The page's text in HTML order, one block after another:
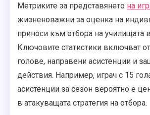
Метриките за представянето на
жизненоважни за оценка на
приноси към отбора на училищата
Ключовите статистики включват
голове, направени асистенции и
действия. Например, играч с 15
асистенции за сезон вероятно е
в атакуващата стратегия на отбора.